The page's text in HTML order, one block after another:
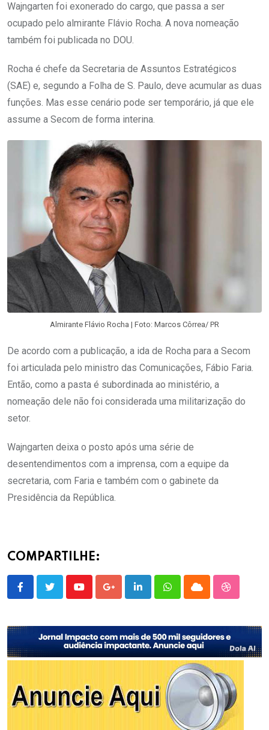
Wajngarten foi exonerado do cargo, que passa a ser
ocupado pelo almirante Flávio Rocha. A nova nomeação
também foi publicada no DOU.
Rocha é chefe da Secretaria de Assuntos Estratégicos
(SAE) e, segundo a Folha de S. Paulo, deve acumular as duas
funções. Mas esse cenário pode ser temporário, já que ele
assume a Secom de forma interina.
Almirante Flávio Rocha | Foto: Marcos Côrrea/ PR
De acordo com a publicação, a ida de Rocha para a Secom
foi articulada pelo ministro das Comunicações, Fábio Faria.
Então, como a pasta é subordinada ao ministério, a
nomeação dele não foi considerada uma militarização do
setor.
Wajngarten deixa o posto após uma série de
desentendimentos com a imprensa, com a equipe da
secretaria, com Faria e também com o gabinete da
Presidência da República.
COMPARTILHE:
YoutubeGoogle+LinkedInWhatsappCloud